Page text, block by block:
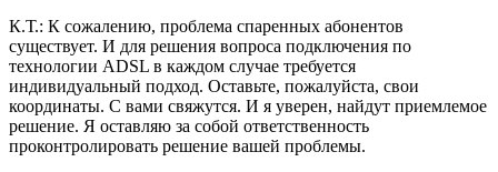
К.Т.: К сожалению, проблема спаренных абонентов
существует. И для решения вопроса подключения по
технологии ADSL в каждом случае требуется
индивидуальный подход. Оставьте, пожалуйста, свои
координаты. С вами свяжутся. И я уверен, найдут приемлемое
решение. Я оставляю за собой ответственность
проконтролировать решение вашей проблемы.